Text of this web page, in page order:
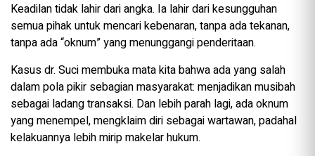
Keadilan tidak lahir dari angka. Ia lahir dari kesungguhan
semua pihak untuk mencari kebenaran, tanpa ada tekanan,
tanpa ada “oknum” yang menunggangi penderitaan.
Kasus dr. Suci membuka mata kita bahwa ada yang salah
dalam pola pikir sebagian masyarakat: menjadikan musibah
sebagai ladang transaksi. Dan lebih parah lagi, ada oknum
yang menempel, mengklaim diri sebagai wartawan, padahal
kelakuannya lebih mirip makelar hukum.